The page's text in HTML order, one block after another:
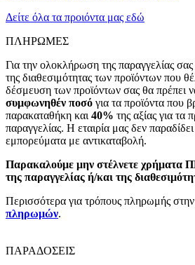
Δείτε όλα τα προιόντα μας εδώ
ΠΛΗΡΩΜΕΣ
Για την ολοκλήρωση της παραγγελίας σας
της διαθεσιμότητας των προϊόντων που
δέσμευση των προϊόντων σας θα πρέπει
συμφωνηθέν ποσό για τα προϊόντα που
παρακαταθήκη και 40% της αξίας για τα
παραγγελίας. Η εταιρία μας δεν
εμπορεύματα με αντικαταβολή.
Παρακαλούμε μην στέλνετε χρήματα
της παραγγελίας ή/και της
Περισσότερα για τρόπους πληρωμής στην
πληρωμών.
ΠΑΡΑΔΟΣΕΙΣ